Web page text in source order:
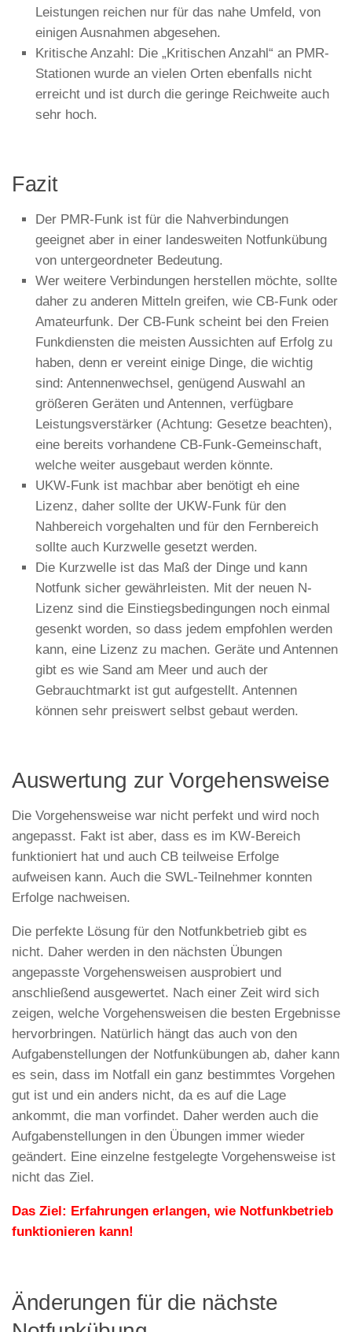
Leistungen reichen nur für das nahe Umfeld, von
einigen Ausnahmen abgesehen.
Kritische Anzahl: Die „Kritischen Anzahl“ an PMR-
Stationen wurde an vielen Orten ebenfalls nicht
erreicht und ist durch die geringe Reichweite auch
sehr hoch.
Fazit
Der PMR-Funk ist für die Nahverbindungen
geeignet aber in einer landesweiten Notfunkübung
von untergeordneter Bedeutung.
Wer weitere Verbindungen herstellen möchte, sollte
daher zu anderen Mitteln greifen, wie CB-Funk oder
Amateurfunk. Der CB-Funk scheint bei den Freien
Funkdiensten die meisten Aussichten auf Erfolg zu
haben, denn er vereint einige Dinge, die wichtig
sind: Antennenwechsel, genügend Auswahl an
größeren Geräten und Antennen, verfügbare
Leistungsverstärker (Achtung: Gesetze beachten),
eine bereits vorhandene CB-Funk-Gemeinschaft,
welche weiter ausgebaut werden könnte.
UKW-Funk ist machbar aber benötigt eh eine
Lizenz, daher sollte der UKW-Funk für den
Nahbereich vorgehalten und für den Fernbereich
sollte auch Kurzwelle gesetzt werden.
Die Kurzwelle ist das Maß der Dinge und kann
Notfunk sicher gewährleisten. Mit der neuen N-
Lizenz sind die Einstiegsbedingungen noch einmal
gesenkt worden, so dass jedem empfohlen werden
kann, eine Lizenz zu machen. Geräte und Antennen
gibt es wie Sand am Meer und auch der
Gebrauchtmarkt ist gut aufgestellt. Antennen
können sehr preiswert selbst gebaut werden.
Auswertung zur Vorgehensweise
Die Vorgehensweise war nicht perfekt und wird noch
angepasst. Fakt ist aber, dass es im KW-Bereich
funktioniert hat und auch CB teilweise Erfolge
aufweisen kann. Auch die SWL-Teilnehmer konnten
Erfolge nachweisen.
Die perfekte Lösung für den Notfunkbetrieb gibt es
nicht. Daher werden in den nächsten Übungen
angepasste Vorgehensweisen ausprobiert und
anschließend ausgewertet. Nach einer Zeit wird sich
zeigen, welche Vorgehensweisen die besten Ergebnisse
hervorbringen. Natürlich hängt das auch von den
Aufgabenstellungen der Notfunkübungen ab, daher kann
es sein, dass im Notfall ein ganz bestimmtes Vorgehen
gut ist und ein anders nicht, da es auf die Lage
ankommt, die man vorfindet. Daher werden auch die
Aufgabenstellungen in den Übungen immer wieder
geändert. Eine einzelne festgelegte Vorgehensweise ist
nicht das Ziel.
Das Ziel: Erfahrungen erlangen, wie Notfunkbetrieb
funktionieren kann!
Änderungen für die nächste